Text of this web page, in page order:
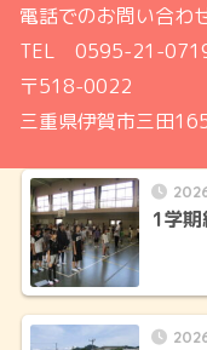
電話でのお問い合わ
TEL　0595-21-
〒518-0022
三重県伊賀市三田
1学